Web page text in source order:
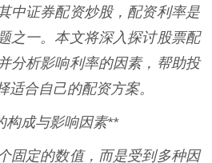
中证券配资炒股，配资利率是
之一。本文将深入探讨股票配
分析影响利率的因素，帮助投
适合自己的配资方案。
构成与影响因素**
固定的数值，而是受到多种因